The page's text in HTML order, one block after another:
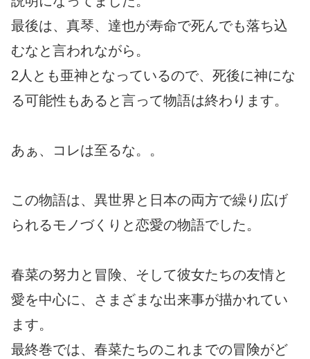
最後は、真琴、達也が寿命で死んでも落ち込
むなと言われながら。
2人とも亜神となっているので、死後に神にな
る可能性もあると言って物語は終わります。
あぁ、コレは至るな。。
この物語は、異世界と日本の両方で繰り広げ
られるモノづくりと恋愛の物語でした。
春菜の努力と冒険、そして彼女たちの友情と
愛を中心に、さまざまな出来事が描かれてい
ます。
最終巻では、春菜たちのこれまでの冒険がど